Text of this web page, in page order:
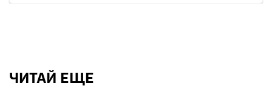
ЧИТАЙ ЕЩЕ